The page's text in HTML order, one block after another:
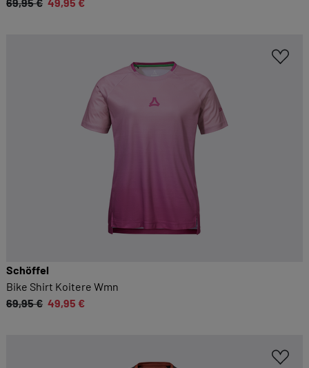
Inhalte von externen Dienstleistern wie Google,
Social-Media-Plattformen etc.
Cookie-Informationen anzeigen
Datenschutzerklärung
Schöffel
Bike Shirt Koitere Wmn
69,95 € 49,95 €